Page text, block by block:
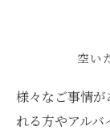
空い
様々なご事情
れる方やアル